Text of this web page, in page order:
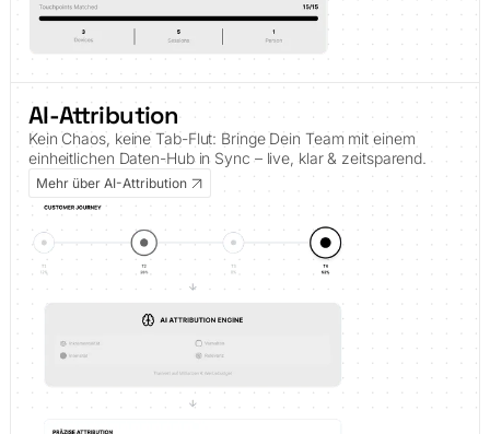
AI-Attribution
Kein Chaos, keine Tab-Flut: Bringe Dein Team mit einem
einheitlichen Daten-Hub in Sync – live, klar & zeitsparend.
Mehr über AI-Attribution